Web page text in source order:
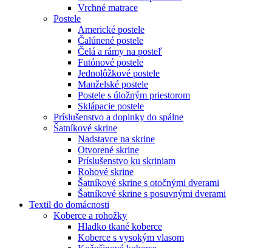
Vrchné matrace
Postele
Americké postele
Čalúnené postele
Čelá a rámy na posteľ
Futónové postele
Jednolôžkové postele
Manželské postele
Postele s úložným priestorom
Sklápacie postele
Príslušenstvo a doplnky do spálne
Šatníkové skrine
Nadstavce na skrine
Otvorené skrine
Príslušenstvo ku skriniam
Rohové skrine
Šatníkové skrine s otočnými dverami
Šatníkové skrine s posuvnými dverami
Textil do domácnosti
Koberce a rohožky
Hladko tkané koberce
Koberce s vysokým vlasom